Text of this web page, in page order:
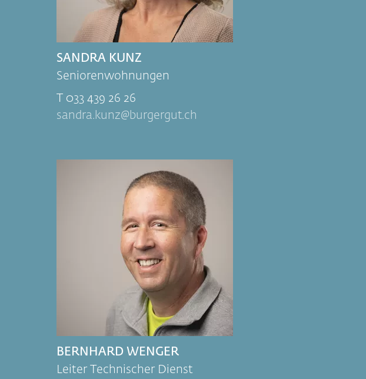
SANDRA KUNZ
Seniorenwohnungen
T 033 439 26 26
sandra.kunz
burgergut.ch
BERNHARD WENGER
Leiter Technischer Dienst